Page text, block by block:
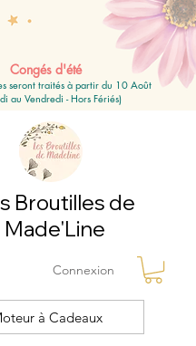
Congés d'été
seront traités à partir du 10 Août
au Vendredi - Hors Fériés)
Broutilles de
Made'Line
Connexion